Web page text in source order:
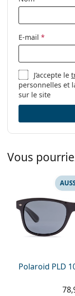
E-mail *
J’accepte le
personnelles et
sur le site
Vous
Polaroid PLD